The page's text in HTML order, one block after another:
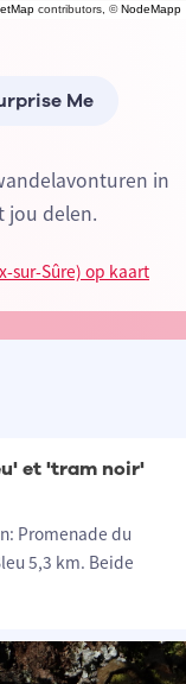
contributors, ©NodeMapp
Me
in
jou delen.
sur-Sûre) op kaart
et 'tram noir'
Promenade du
5,3 km. Beide